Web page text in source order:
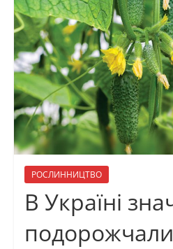
РОСЛИННИЦТВО
В Україні
подорожчали